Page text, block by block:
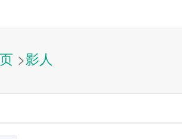
>影人